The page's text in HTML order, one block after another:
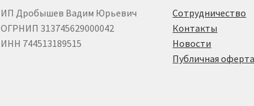
ИП Дробышев Вадим Юрьевич
ОГРНИП 313745629000042
ИНН 744513189515
Сотрудничество
Контакты
Новости
Публичная оферта